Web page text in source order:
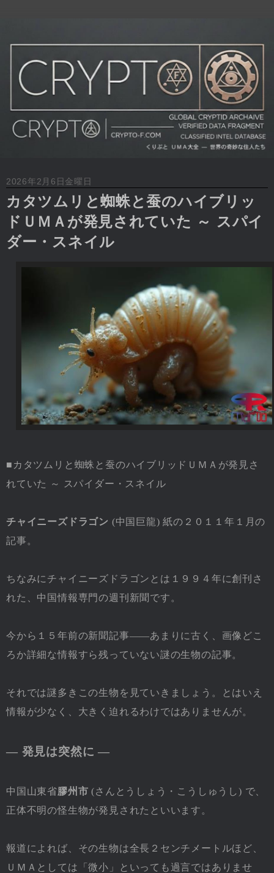
2026年2月6日金曜日
カタツムリと蜘蛛と蚕のハイブリッ
ドＵＭＡが発見されていた ～ スパイ
ダー・スネイル
■カタツムリと蜘蛛と蚕のハイブリッドＵＭＡが発見さ
れていた ～ スパイダー・スネイル
チャイニーズドラゴン (中国巨龍) 紙の２０１１年１月の
記事。
ちなみにチャイニーズドラゴンとは１９９４年に創刊さ
れた、中国情報専門の週刊新聞です。
今から１５年前の新聞記事――あまりに古く、画像どこ
ろか詳細な情報すら残っていない謎の生物の記事。
それでは謎多きこの生物を見ていきましょう。とはいえ
情報が少なく、大きく迫れるわけではありませんが。
― 発見は突然に ―
中国山東省 膠州市 (さんとうしょう・こうしゅうし) で、
正体不明の怪生物が発見されたといいます。
報道によれば、その生物は全長２センチメートルほど、
ＵＭＡとしては「微小」といっても過言ではありませ